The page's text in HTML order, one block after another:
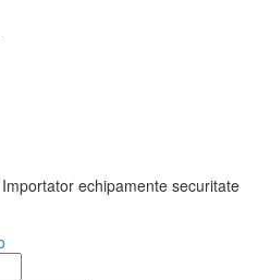
Importator echipamente securitate